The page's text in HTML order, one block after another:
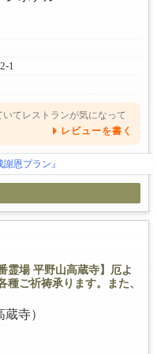
1
てレストランが気になって
朝食ビュッフェが食べたく
シントンホテルを思い出し検
てきました。感動したの
所✨いちごソース、ブルベ
ュガーなどの粉砂糖も豊富
ビーフカレーは、ご飯もカ
醤油がけ卵かけご飯がまた
どで味変しながら楽しみま
ます！
レビューを書く
恩プラン』
霊場 平野山高蔵寺】厄よ
ご祈祷承ります。また、